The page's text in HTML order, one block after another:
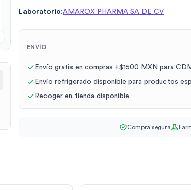
Laboratorio:AMAROX PHARMA SA DE CV
ENVÍO
Envío gratis en compras +$1500 MXN para
Envío refrigerado disponible para productos
Recoger en tienda disponible
Compra segura